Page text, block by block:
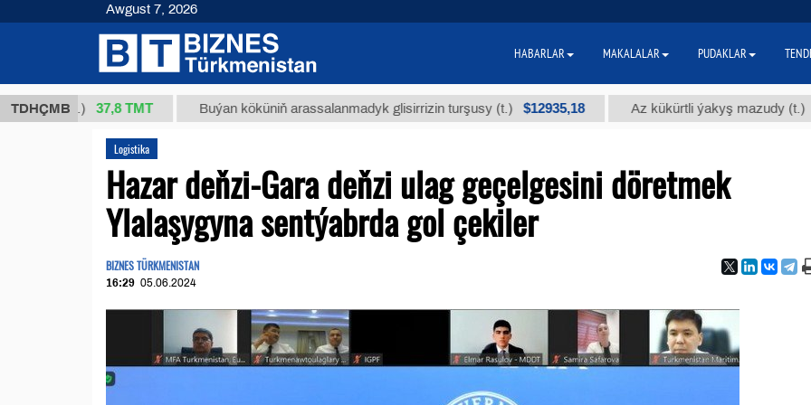
TDHÇMB
(kg.) 37,8 ТМТ Buýan köküniň arassalanmadyk glisirrizin turşusy (t.) $12935,18 Az kükürtli ýakyş mazudy (t.) $300
Logistika
Hazar deňzi-Gara deňzi ulag geçelgesini döretmek
Ylalaşygyna sentýabrda gol çekiler
BIZNES TÜRKMENISTAN
16:29 05.06.2024
Awgust 7, 2026
HABARLAR MAKALALAR PUDAKLAR